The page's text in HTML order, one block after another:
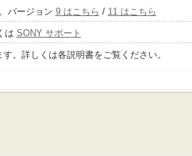
バージョン 9 はこちら / 11 はこちら
は SONY サポート
。詳しくは各説明書をご覧ください。